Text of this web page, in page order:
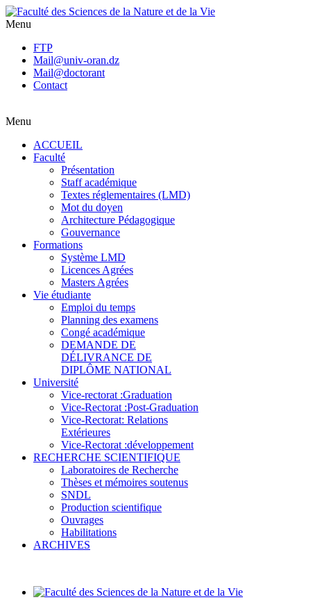
Menu
FTP
Mail@univ-oran.dz
Mail@doctorant
Contact
Menu
ACCUEIL
Faculté
Présentation
Staff académique
Textes réglementaires (LMD)
Mot du doyen
Architecture Pédagogique
Gouvernance
Formations
Système LMD
Licences Agrées
Masters Agrées
Vie étudiante
Emploi du temps
Planning des examens
Congé académique
DEMANDE DE
DÉLIVRANCE DE
DIPLÔME NATIONAL
Université
Vice-rectorat :Graduation
Vice-Rectorat :Post-Graduation
Vice-Rectorat: Relations
Extérieures
Vice-Rectorat :développement
RECHERCHE SCIENTIFIQUE
Laboratoires de Recherche
Thèses et mémoires soutenus
SNDL
Production scientifique
Ouvrages
Habilitations
ARCHIVES